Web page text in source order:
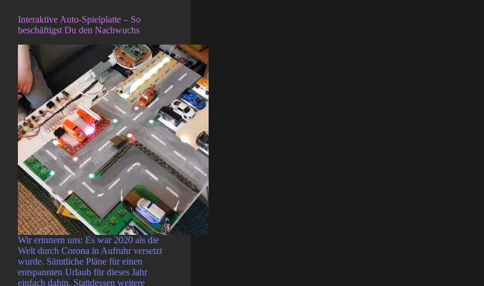
Interaktive Auto-Spielplatte – So
beschäftigst Du den Nachwuchs
Wir erinnern uns: Es war 2020 als die
Welt durch Corona in Aufruhr versetzt
wurde. Sämtliche Pläne für einen
entspannten Urlaub für dieses Jahr
einfach dahin. Stattdessen weitere